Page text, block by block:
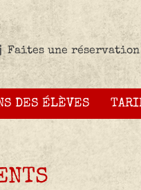
Faites une réservation
DES ÉLÈVES